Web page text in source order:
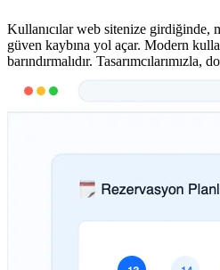
Kullanıcılar web sitenize girdiğinde,
güven kaybına yol açar. Modern
barındırmalıdır.